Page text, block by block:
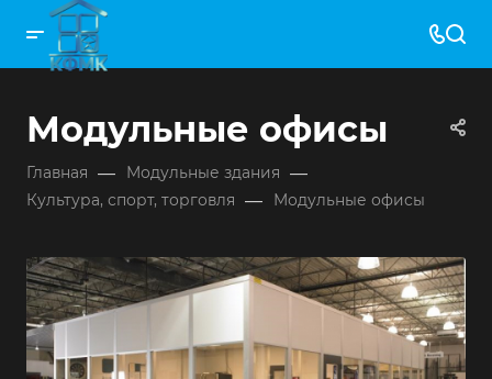
Модульные офисы
Главная — Модульные здания —
Культура, спорт, торговля — Модульные офисы